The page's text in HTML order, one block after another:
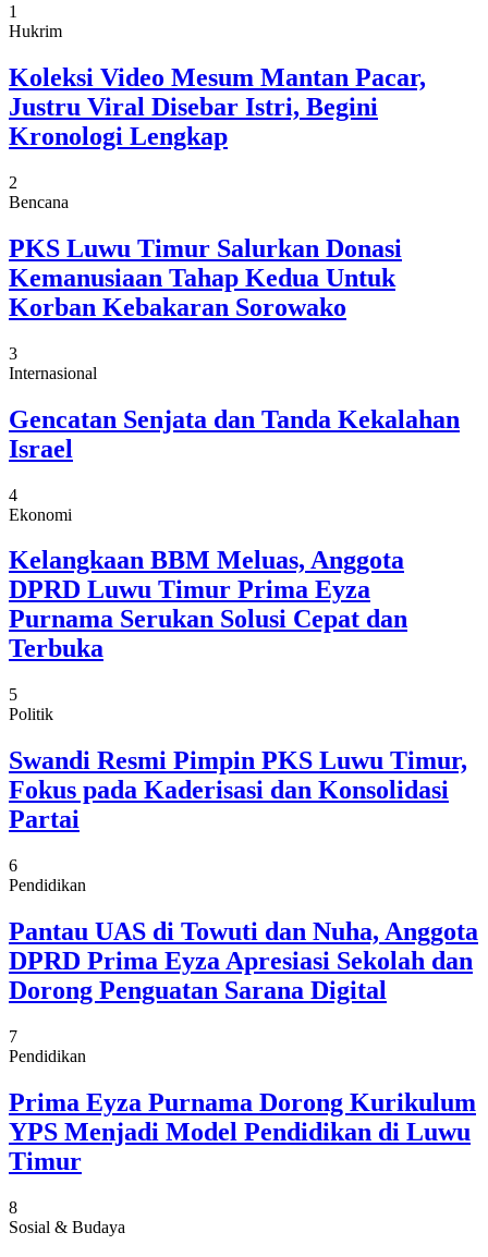
1
Hukrim
Koleksi Video Mesum Mantan Pacar,
Justru Viral Disebar Istri, Begini
Kronologi Lengkap
2
Bencana
PKS Luwu Timur Salurkan Donasi
Kemanusiaan Tahap Kedua Untuk
Korban Kebakaran Sorowako
3
Internasional
Gencatan Senjata dan Tanda Kekalahan
Israel
4
Ekonomi
Kelangkaan BBM Meluas, Anggota
DPRD Luwu Timur Prima Eyza
Purnama Serukan Solusi Cepat dan
Terbuka
5
Politik
Swandi Resmi Pimpin PKS Luwu Timur,
Fokus pada Kaderisasi dan Konsolidasi
Partai
6
Pendidikan
Pantau UAS di Towuti dan Nuha, Anggota
DPRD Prima Eyza Apresiasi Sekolah dan
Dorong Penguatan Sarana Digital
7
Pendidikan
Prima Eyza Purnama Dorong Kurikulum
YPS Menjadi Model Pendidikan di Luwu
Timur
8
Sosial & Budaya